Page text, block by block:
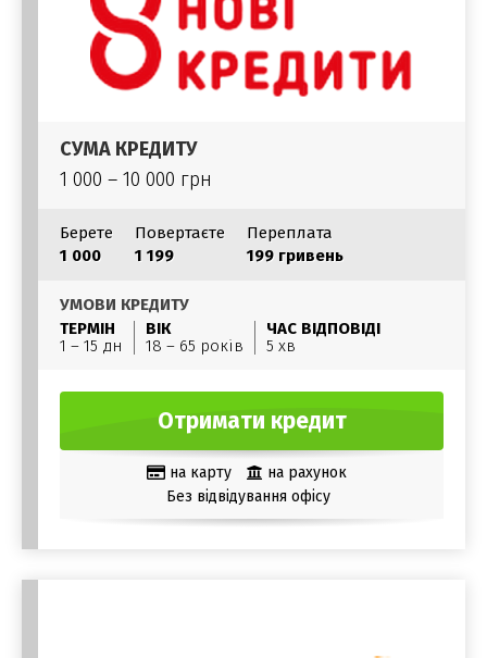
СУМА КРЕДИТУ
1 000 – 10 000 грн
Берете
1 000
Повертаєте
1 199
Переплата
199 гривень
УМОВИ КРЕДИТУ
ТЕРМІН
1 – 15 дн
ВІК
18 – 65 років
ЧАС ВІДПОВІДІ
5 хв
Отримати кредит
на карту
на рахунок
Без відвідування офісу